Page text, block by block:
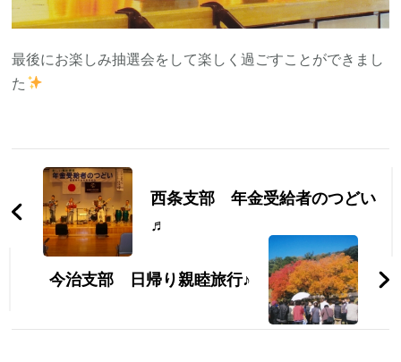
最後にお楽しみ抽選会をして楽しく過ごすことができまし
た
稿
ナ
ー
西条支部 年金受給者のつどい
♬
今治支部 日帰り親睦旅行♪